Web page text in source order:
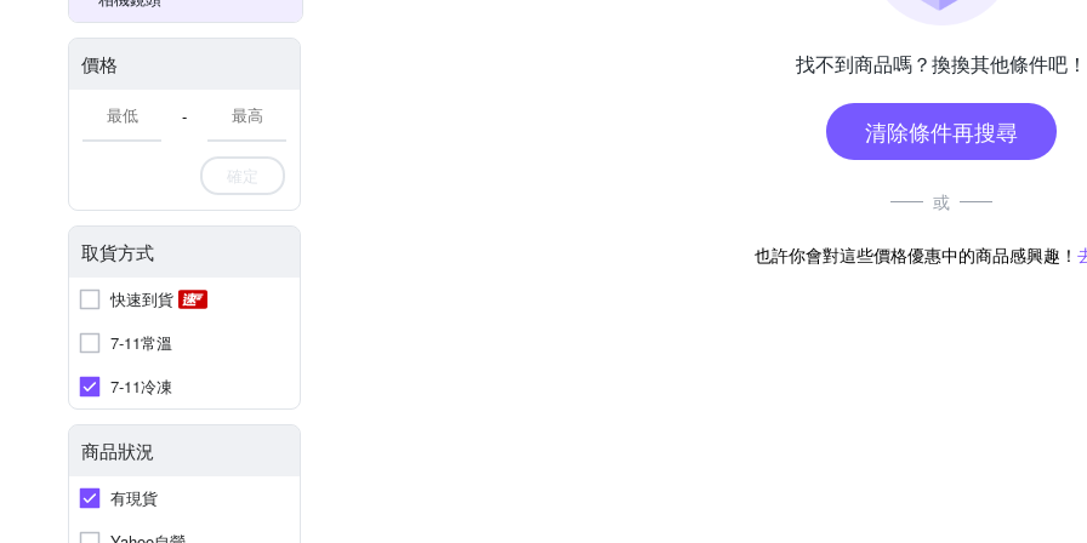
價格
-
確定
取貨方式
快速到貨
7-11常溫
7-11冷凍
商品狀況
有現貨
找不到商品嗎？換換其他條件吧！
清除條件再搜尋
或
也許你會對這些價格優惠中的商品感興趣！